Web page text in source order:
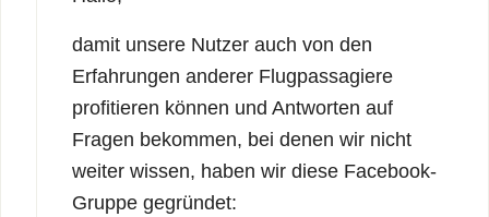
damit unsere Nutzer auch von den
Erfahrungen anderer Flugpassagiere
profitieren können und Antworten auf
Fragen bekommen, bei denen wir nicht
weiter wissen, haben wir diese Facebook-
Gruppe gegründet: